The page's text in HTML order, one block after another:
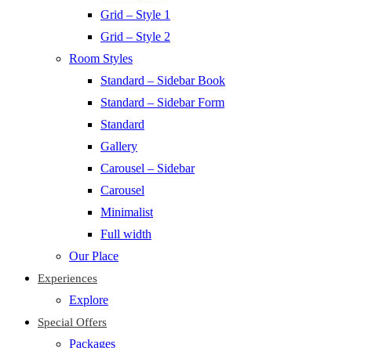
Grid – Style 1
Grid – Style 2
Room Styles
Standard – Sidebar Book
Standard – Sidebar Form
Standard
Gallery
Carousel – Sidebar
Carousel
Minimalist
Full width
Our Place
Experiences
Explore
Special Offers
Packages